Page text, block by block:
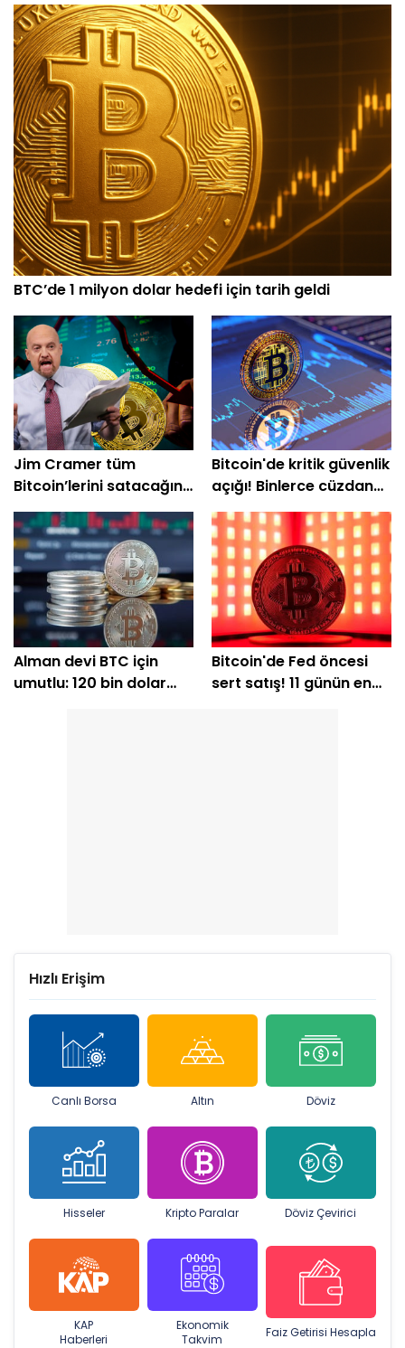
BTC’de 1 milyon dolar hedefi için tarih geldi
Jim Cramer tüm
Bitcoin’lerini satacağını
açıkladı
Bitcoin'de kritik güvenlik
açığı! Binlerce cüzdan
etkilendi
Alman devi BTC için
umutlu: 120 bin dolar
Bitcoin'de Fed öncesi
sert satış! 11 günün en
Hızlı Erişim
Canlı Borsa Altın Döviz
Hisseler Kripto Paralar Döviz Çevirici
KAP
Haberleri
Ekonomik
Takvim
Faiz Getirisi Hesapla